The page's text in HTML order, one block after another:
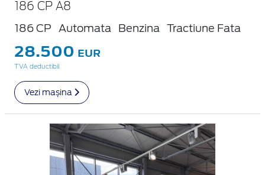
186 CP A8
186 CP Automata Benzina Tractiune Fata
28.500 EUR
TVA deductibil
Vezi mașina